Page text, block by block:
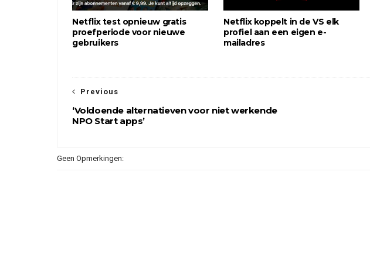
Netflix test opnieuw gratis
proefperiode voor nieuwe
gebruikers
Netflix koppelt in de VS elk
profiel aan een eigen e-
mailadres
Previous
‘Voldoende alternatieven voor niet werkende
NPO Start apps’
Geen Opmerkingen: